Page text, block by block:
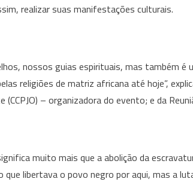
realizar suas manifestações culturais.
nossos guias espirituais, mas também é
religiões de matriz africana até hoje”,
(CCPJO) – organizadora do evento; e da
muito mais que a abolição da
que libertava o povo negro por aqui, mas a